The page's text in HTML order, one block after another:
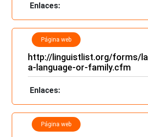
Enlaces:
Página web
http://linguistlist.org/forms/
a-language-or-family.cfm
Enlaces:
Página web